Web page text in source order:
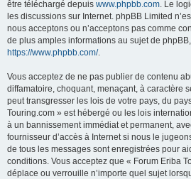
être téléchargé depuis www.phpbb.com. Le
les discussions sur Internet. phpBB Limited
nous acceptons ou n’acceptons pas comme
de plus amples informations au sujet de
https://www.phpbb.com/.
Vous acceptez de ne pas publier de contenu
diffamatoire, choquant, menaçant, à caractère
peut transgresser les lois de votre pays, du
Touring.com » est hébergé ou les lois
à un bannissement immédiat et permanent,
fournisseur d’accès à Internet si nous le
de tous les messages sont enregistrées pour
conditions. Vous acceptez que « Forum Eriba
déplace ou verrouille n’importe quel sujet